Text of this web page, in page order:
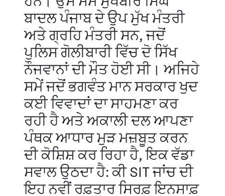
ਬਾਦਲ ਪੰਜਾਬ ਦੇ ਉਪ ਮੁੱਖ ਮੰਤਰੀ
ਅਤੇ ਗ੍ਰਹਿ ਮੰਤਰੀ ਸਨ, ਜਦੋਂ
ਪੁਲਿਸ ਗੋਲੀਬਾਰੀ ਵਿੱਚ ਦੋ ਸਿੱਖ
ਨੌਜਵਾਨਾਂ ਦੀ ਮੌਤ ਹੋਈ ਸੀ। ਅਜਿਹੇ
ਸਮੇਂ ਜਦੋਂ ਭਗਵੰਤ ਮਾਨ ਸਰਕਾਰ ਖੁਦ
ਕਈ ਵਿਵਾਦਾਂ ਦਾ ਸਾਹਮਣਾ ਕਰ
ਰਹੀ ਹੈ ਅਤੇ ਅਕਾਲੀ ਦਲ ਆਪਣਾ
ਪੰਥਕ ਆਧਾਰ ਮੁੜ ਮਜ਼ਬੂਤ ਕਰਨ
ਦੀ ਕੋਸ਼ਿਸ਼ ਕਰ ਰਿਹਾ ਹੈ, ਇਕ ਵੱਡਾ
ਸਵਾਲ ਉਠਦਾ ਹੈ: ਕੀ SIT ਜਾਂਚ ਦੀ
ਇਹ ਨਵੀਂ ਰਫ਼ਤਾਰ ਸਿਰਫ਼ ਇਨਸਾਫ਼